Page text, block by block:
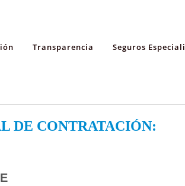
Transparencia Seguros
DE CONTRATACIÓN: